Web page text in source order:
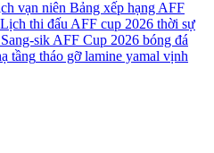
vạn niên Bảng xếp hạng AFF
Lịch thi đấu AFF cup 2026 thời sự
sik AFF Cup 2026 bóng đá
tầng tháo gỡ lamine yamal vịnh